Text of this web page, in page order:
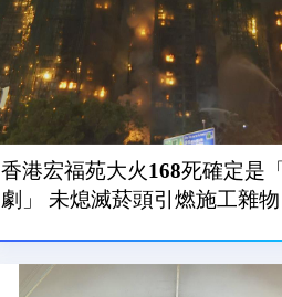
香港宏福苑大火168死確定是
劇」 未熄滅菸頭引燃施工雜物